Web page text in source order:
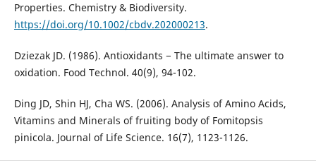
Properties. Chemistry & Biodiversity.
https://doi.org/10.1002/cbdv.202000213.
Dziezak JD. (1986). Antioxidants − The ultimate answer to
oxidation. Food Technol. 40(9), 94-102.
Ding JD, Shin HJ, Cha WS. (2006). Analysis of Amino Acids,
Vitamins and Minerals of fruiting body of Fomitopsis
pinicola. Journal of Life Science. 16(7), 1123-1126.